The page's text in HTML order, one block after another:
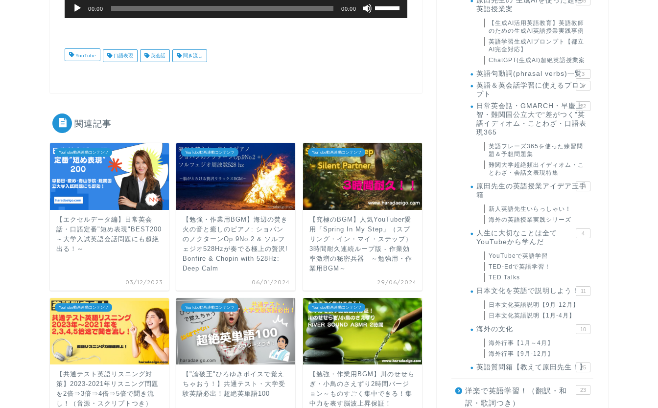
下
だ
さ
い。
調
を
使
っ
て
く
さ
い。
声
ー
00:00 00:00
ボ
リ
下
矢
印
キ
ー
を
使
っ
て
だ
さ
い。
YouTube 口語表現 英会話 聞き流し
関連記事
YouTube動画連動コンテンツ
【エクセルデータ編】日常英会
話・口語定番"短め表現"BEST200
～大学入試英語会話問題にも超絶
出る！～
03/12/2023
YouTube動画連動コンテンツ
【勉強・作業用BGM】海辺の焚き
火の音と癒しのピアノ: ショパン
のノクターンOp.9No.2 & ソルフ
ェジオ528Hzが奏でる極上の贅沢!
Bonfire & Chopin with 528Hz:
Deep Calm
06/01/2024
YouTube動画連動コンテンツ
【究極のBGM】人気YouTuber愛
用「Spring In My Step」（スプ
リング・イン・マイ・ステップ）
3時間耐久連続ループ版 - 作業効
率激増の秘密兵器 ～勉強用・作
業用BGM～
29/06/2024
YouTube動画連動コンテンツ
【共通テスト英語リスニング対
策】2023-2021年リスニング問題
を2倍⇒3倍⇒4倍⇒5倍で聞き流
し！（音源・スクリプトつき）
YouTube動画連動コンテンツ
【"論破王"ひろゆきボイスで覚え
ちゃおう！】共通テスト・大学受
験英語必出！超絶英単語100
YouTube動画連動コンテンツ
【勉強・作業用BGM】川のせせら
ぎ・小鳥のさえずり2時間バージ
ョン～ものすごく集中できる！集
中力を表す脳波上昇保証！
英語授業案
【生成AI活用英語教育】英語教師
のための生成AI英語授業実践事例
英語学習生成AIプロンプト【都立
AI完全対応】
ChatGPT(生成AI)超絶英語授業案
英語句動詞(phrasal verbs)一覧3
英語＆英会話学習に使えるプロン
プト
6
日常英会話・GMARCH・早慶上
智・難関国公立大で“差がつく”英
語イディオム・ことわざ・口語表
現365
22
英語フレーズ365を使った練習問
題＆予想問題集
難関大学超絶頻出イディオム・こ
とわざ・会話文表現特集
原田先生の英語授業アイデア玉手
箱
24
新人英語先生いらっしゃい！
海外の英語授業実践シリーズ
人生に大切なことは全て
YouTubeから学んだ
4
YouTubeで英語学習
TED-Edで英語学習！
TED Talks
日本文化を英語で説明しよう！ 11
日本文化英語説明【9月-12月】
日本文化英語説明【1月-4月】
海外の文化 10
海外行事【1月～4月】
海外行事【9月-12月】
英語質問箱【教えて原田先生！】
25
洋楽で英語学習！（翻訳・和
訳・歌詞つき）
23